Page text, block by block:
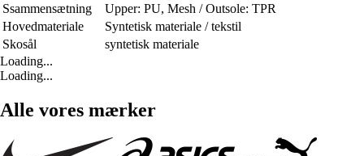
Ssammensætning
Upper: PU, Mesh / Outsole: TPR
Hovedmateriale
Syntetisk materiale / tekstil
Skosål
syntetisk materiale
Loading...
Loading...
Alle vores mærker